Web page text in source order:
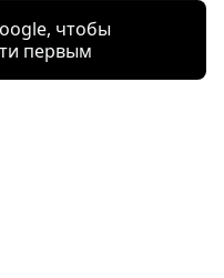
чтобы
первым